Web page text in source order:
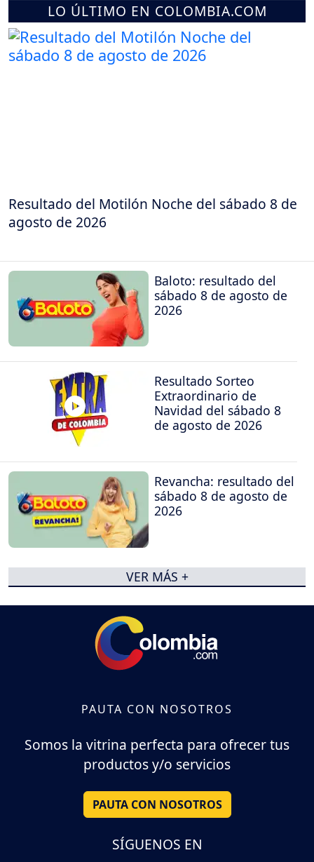
LO ÚLTIMO EN COLOMBIA.COM
Resultado del Motilón Noche del sábado 8 de
agosto de 2026
Baloto: resultado del
sábado 8 de agosto de
2026
Resultado Sorteo
Extraordinario de
Navidad del sábado 8
de agosto de 2026
Revancha: resultado del
sábado 8 de agosto de
2026
VER MÁS +
PAUTA CON NOSOTROS
Somos la vitrina perfecta para ofrecer tus
productos y/o servicios
PAUTA CON NOSOTROS
SÍGUENOS EN